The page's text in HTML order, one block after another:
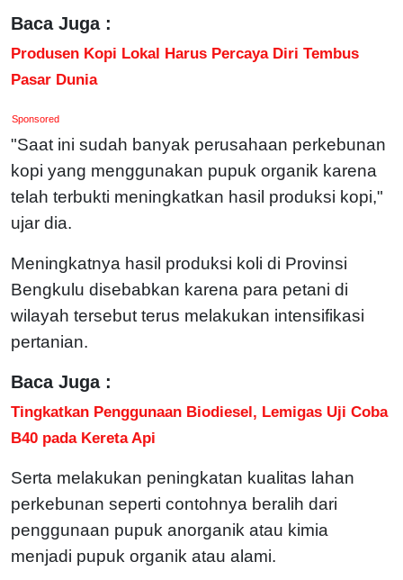
Baca Juga :
Produsen Kopi Lokal Harus Percaya Diri Tembus
Pasar Dunia
Sponsored
"Saat ini sudah banyak perusahaan perkebunan
kopi yang menggunakan pupuk organik karena
telah terbukti meningkatkan hasil produksi kopi,"
ujar dia.
Meningkatnya hasil produksi koli di Provinsi
Bengkulu disebabkan karena para petani di
wilayah tersebut terus melakukan intensifikasi
pertanian.
Baca Juga :
Tingkatkan Penggunaan Biodiesel, Lemigas Uji Coba
B40 pada Kereta Api
Serta melakukan peningkatan kualitas lahan
perkebunan seperti contohnya beralih dari
penggunaan pupuk anorganik atau kimia
menjadi pupuk organik atau alami.